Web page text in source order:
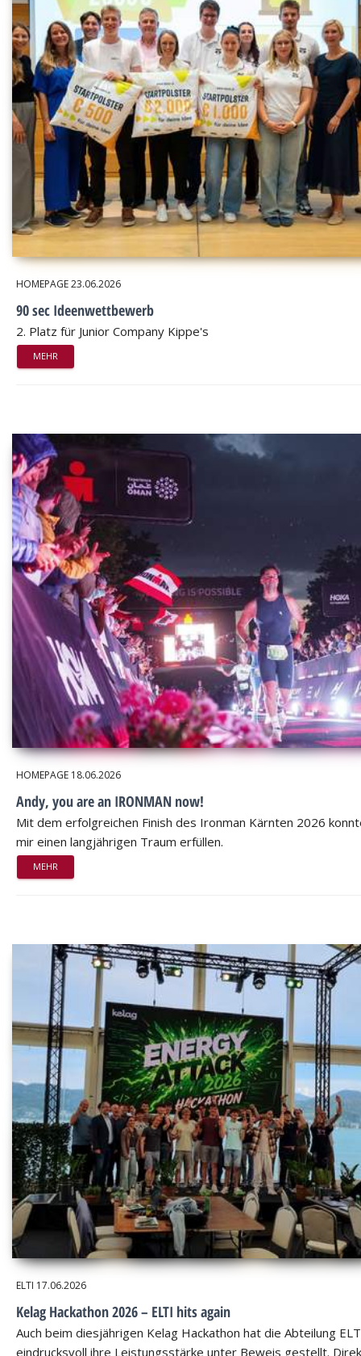
HOMEPAGE23.06.2026
90 sec Ideenwettbewerb
2. Platz für Junior Company Kippe's
MEHR
HOMEPAGE 18.06.2026
Andy, you are an IRONMAN now!
Mit dem erfolgreichen Finish des Ironman Kärnten 2026
mir einen langjährigen Traum erfüllen.
MEHR
ELTI 17.06.2026
Kelag Hackathon 2026 – ELTI hits again
Auch beim diesjährigen Kelag Hackathon hat die Abteilung
eindrucksvoll ihre Leistungsstärke unter Beweis gestellt.